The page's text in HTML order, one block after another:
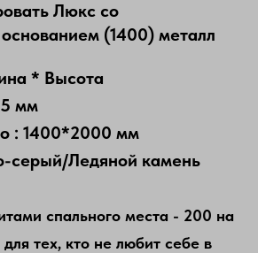
Люкс со
(1400) металл
* Высота
мм
: 1400*2000 мм
серый/Ледяной камень
спального места - 200 на
тех, кто не любит себе в